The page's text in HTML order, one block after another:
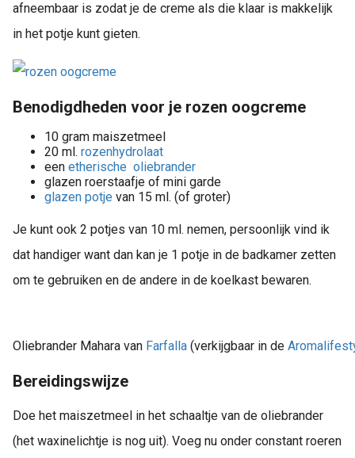
afneembaar is zodat je de creme als die klaar is makkelijk
in het potje kunt gieten.
Benodigdheden voor je rozen oogcreme
10 gram maiszetmeel
20 ml. rozenhydrolaat
een etherische oliebrander
glazen roerstaafje of mini garde
glazen potje van 15 ml. (of groter)
Je kunt ook 2 potjes van 10 ml. nemen, persoonlijk vind ik
dat handiger want dan kan je 1 potje in de badkamer zetten
om te gebruiken en de andere in de koelkast bewaren.
Oliebrander Mahara van Farfalla (verkijgbaar in de
Bereidingswijze
Doe het maiszetmeel in het schaaltje van de oliebrander
(het waxinelichtje is nog uit). Voeg nu onder constant roeren